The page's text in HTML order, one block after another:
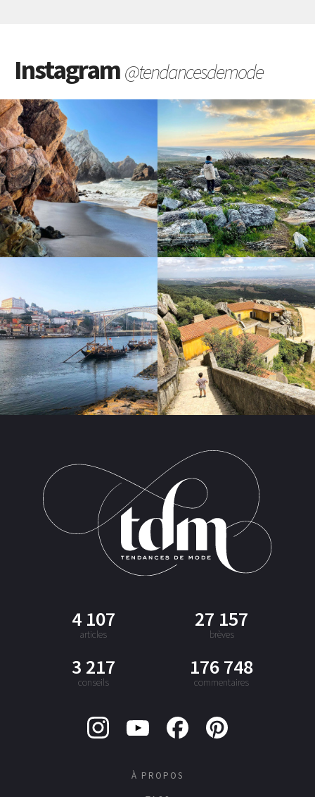
Instagram@tendancesdemode
4 107
articles
27 157
brèves
3 217
conseils
176 748
commentaires
À PROPOS